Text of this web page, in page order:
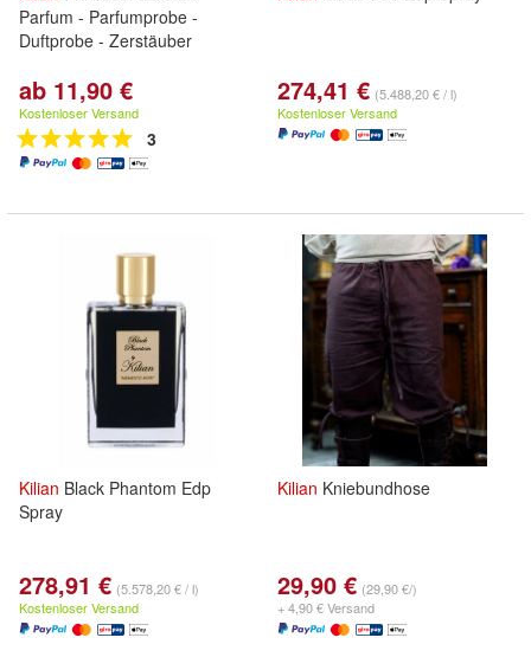
Parfum - Parfumprobe -
Duftprobe - Zerstäuber
ab 11,90 €
Kostenloser Versand
3
274,41 € (5.488,20 € / l)
Kostenloser Versand
Kilian Black Phantom Edp
Spray
278,91 € (5.578,20 € / l)
Kostenloser Versand
Kilian Kniebundhose
29,90 € (29,90 €/)
+ 4,90 € Versand